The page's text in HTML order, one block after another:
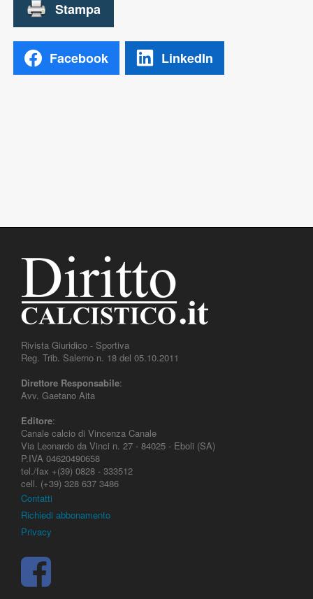
Facebook LinkedIn
Rivista Giuridico - Sportiva
Reg. Trib. Salerno n. 18 del 05.10.2011
Direttore Responsabile:
Avv. Gaetano Aita
Editore:
Canale calcio di Vincenza Canale
Via Leonardo da Vinci n. 27 - 84025 - Eboli (SA)
P.IVA 04620490658
tel./fax +(39) 0828 - 333512
cell. (+39) 328 637 3486
Contatti
Richiedi abbonamento
Privacy